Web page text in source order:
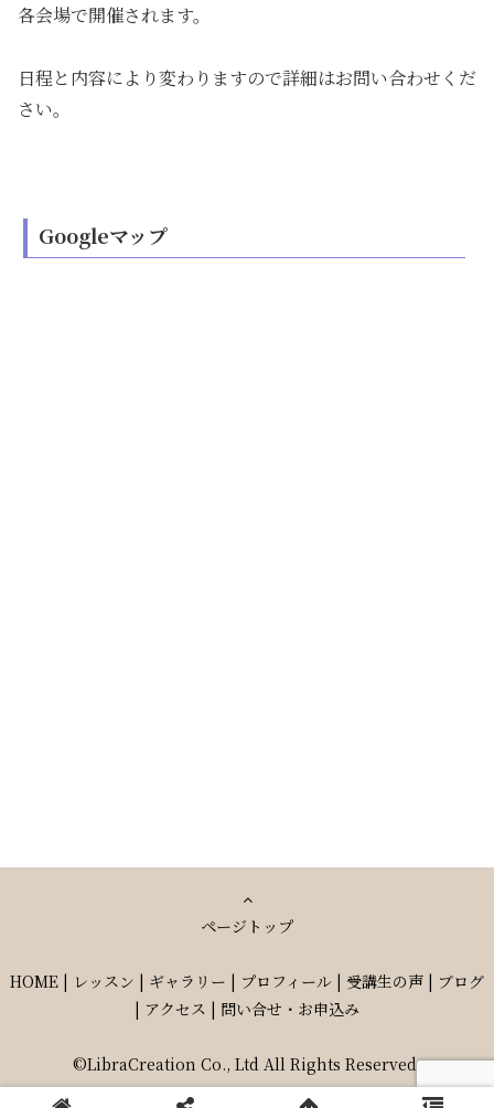
各会場で開催されます。
日程と内容により変わりますので詳細はお問い合わせくだ
さい。
Googleマップ
ページトップ
HOME | レッスン | ギャラリー | プロフィール | 受講生の声 | ブログ
| アクセス | 問い合せ・お申込み
©LibraCreation Co., Ltd All Rights Reserved.